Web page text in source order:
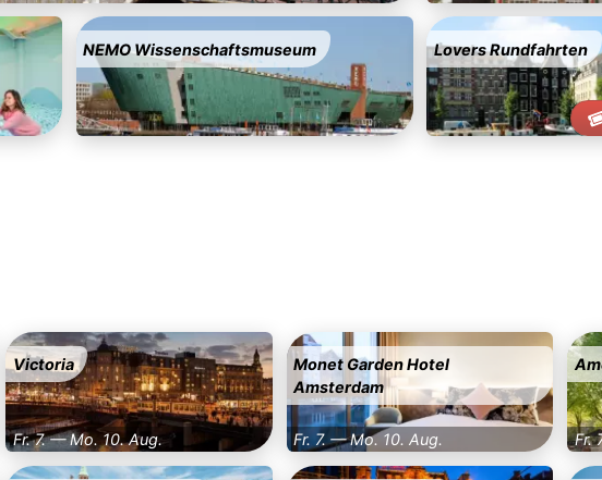
NEMO Wissenschaftsmuseum Lovers Rundfahrten
Victoria
Fr. 7. — Mo. 10. Aug.
Monet Garden Hotel
Amsterdam
Fr. 7. — Mo. 10. Aug. Fr.